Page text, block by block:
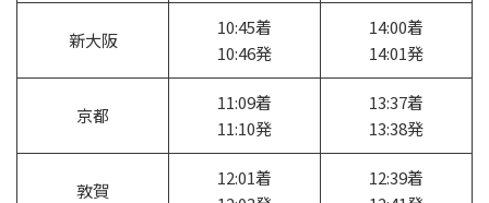
新大阪
10:45着
10:46発
14:00着
14:01発
京都
11:09着
11:10発
13:37着
13:38発
敦賀
12:01着
12:39着